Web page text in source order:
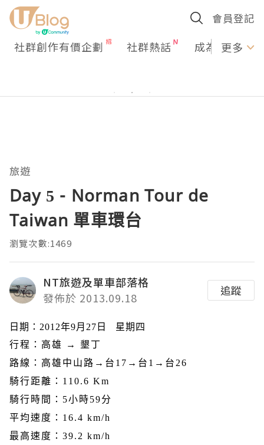
會員登記
社群創作有價企劃 社群熱話 成為U更多
旅遊
Day 5 - Norman Tour de
Taiwan 單車環台
瀏覽次數:1469
NT旅遊及單車部落格
發佈於 2013.09.18
追蹤
日期： 2012年9月 27 日
星期四
行程：高雄 → 墾丁
路線：高雄中山路→台 17 →台 1 →台 26
騎行距離： 110.6 Km
騎行時間： 5小時59分
平均速度： 16.4 km/h
最高速度： 39.2 km/h